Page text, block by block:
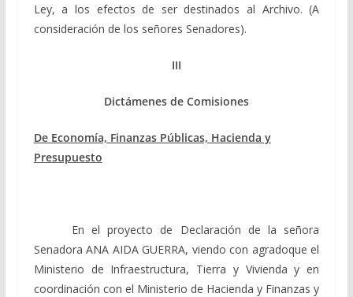
Ley, a los efectos de ser destinados al Archivo. (A
consideración de los señores Senadores).
III
Dictámenes de Comisiones
De Economía, Finanzas Públicas, Hacienda y
Presupuesto
En el proyecto de Declaración de la señora
Senadora ANA AIDA GUERRA, viendocon agradoque el
Ministerio de Infraestructura, Tierra y Vivienda y en
coordinación con el Ministerio de Hacienda y Finanzas y